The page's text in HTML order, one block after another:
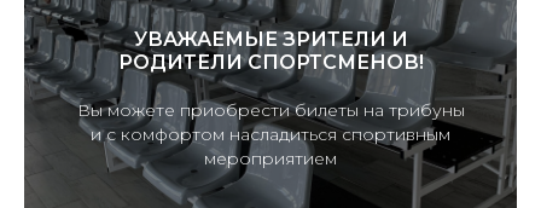
УВАЖАЕМЫЕ ЗРИТЕЛИ И
РОДИТЕЛИ СПОРТСМЕНОВ!
Вы можете приобрести билеты на трибуны
и с комфортом насладиться спортивным
мероприятием